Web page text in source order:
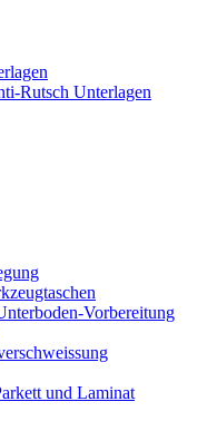
Rutsch Unterlagen
Vorbereitung
und Laminat